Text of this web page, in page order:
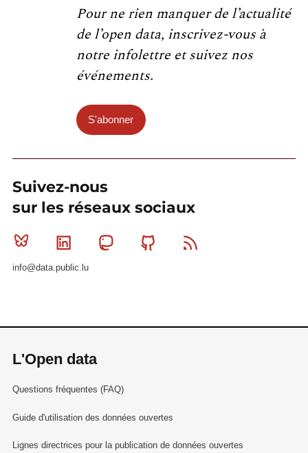
Pour ne rien manquer de l’actualité
de l’open data, inscrivez-vous à
notre infolettre et suivez nos
événements.
S'abonner
Suivez-nous
sur les réseaux sociaux
Bluesky Linkedin MastodonGithub
info@data.public.lu
L'Open data
Questions fréquentes (FAQ)
Guide d'utilisation des données ouvertes
Lignes directrices pour la publication de données ouvertes